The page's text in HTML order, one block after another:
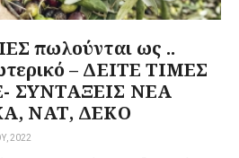
πωλούνται ως ..
– ΔΕΙΤΕ ΤΙΜΕΣ
ΣΥΝΤΑΞΕΙΣ ΝΕΑ
ΝΑΤ, ΔΕΚΟ
2022